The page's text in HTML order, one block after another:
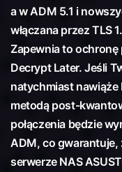
a w ADM 5.1 i
włączana przez TLS
Zapewnia to ochronę
Decrypt Later. Jeśli
natychmiast nawiąże
metodą post-
połączenia będzie
ADM, co
serwerze NAS